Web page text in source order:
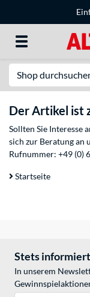
Der Artikel ist
Sollten Sie Interesse
sich zur Beratung an
Rufnummer: +49 (0)
Startseite
Stets informiert
In unserem